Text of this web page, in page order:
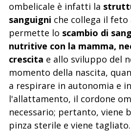
ombelicale è infatti la
sanguigni che collega il feto
permette lo scambio di
nutritive con la mamma,
crescita e allo sviluppo del
momento della nascita,
a respirare in autonomia e
l'allattamento, il cordone
necessario; pertanto, viene
pinza sterile e viene